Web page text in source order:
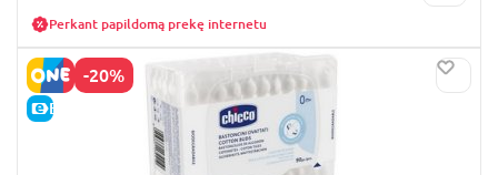
Perkant papildomą prekę internetu
-20%
E-KAINA